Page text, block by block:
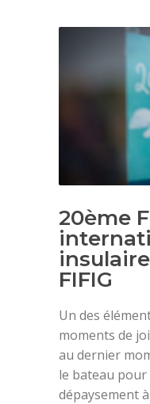
20ème
FIFIG
Un des
moments de
au dernier
le bateau pour
dépaysement